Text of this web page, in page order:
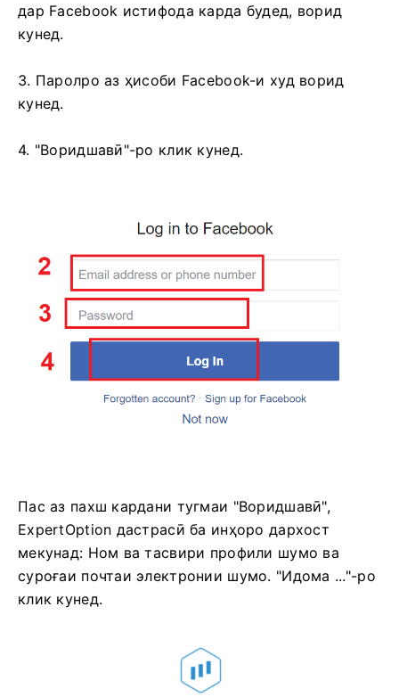
дар Facebook истифода карда будед, ворид
кунед.
3. Паролро аз ҳисоби Facebook-и худ ворид
кунед.
4. "Воридшавӣ"-ро клик кунед.
Пас аз пахш кардани тугмаи "Воридшавӣ",
ExpertOption дастрасӣ ба инҳоро дархост
мекунад: Ном ва тасвири профили шумо ва
суроғаи почтаи электронии шумо. "Идома ..."-ро
клик кунед.